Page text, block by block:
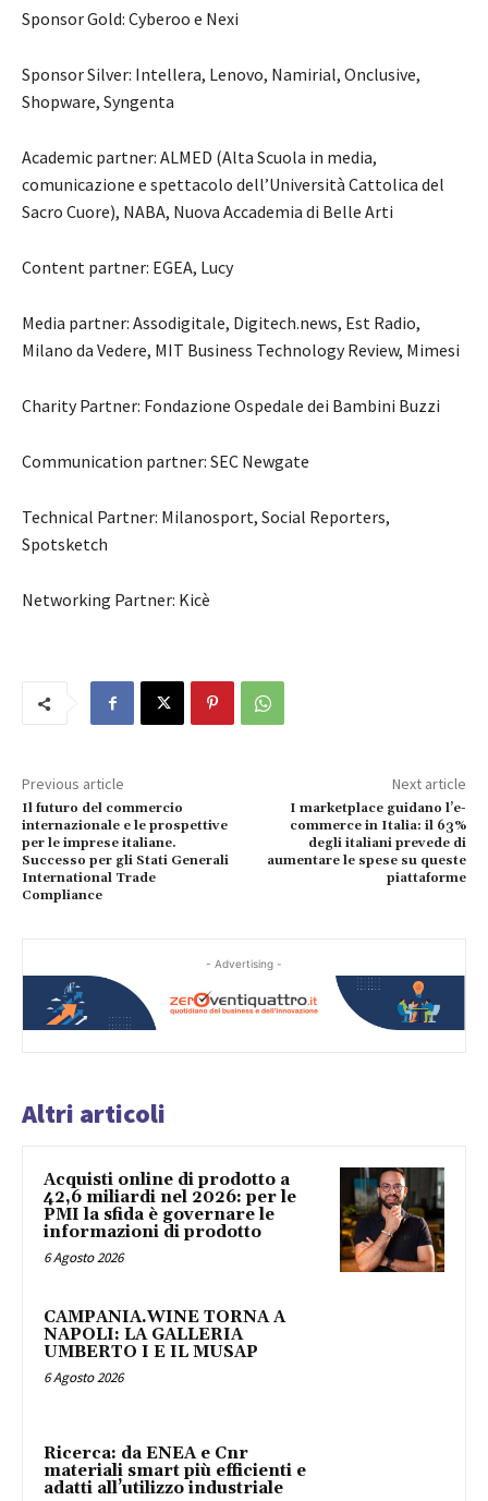
Sponsor Gold: Cyberoo e Nexi
Sponsor Silver: Intellera, Lenovo, Namirial, Onclusive,
Shopware, Syngenta
Academic partner: ALMED (Alta Scuola in media,
comunicazione e spettacolo dell’Università Cattolica del
Sacro Cuore), NABA, Nuova Accademia di Belle Arti
Content partner: EGEA, Lucy
Media partner: Assodigitale, Digitech.news, Est Radio,
Milano da Vedere, MIT Business Technology Review, Mimesi
Charity Partner: Fondazione Ospedale dei Bambini Buzzi
Communication partner: SEC Newgate
Technical Partner: Milanosport, Social Reporters,
Spotsketch
Networking Partner: Kicè
Previous article
Il futuro del commercio
internazionale e le prospettive
per le imprese italiane.
Successo per gli Stati Generali
International Trade
Compliance
Next article
I marketplace guidano l’e-
commerce in Italia: il 63%
degli italiani prevede di
aumentare le spese su queste
piattaforme
- Advertising -
Altri articoli
Acquisti online di prodotto a
42,6 miliardi nel 2026: per le
PMI la sfida è governare le
informazioni di prodotto
6 Agosto 2026
CAMPANIA.WINE TORNA A
NAPOLI: LA GALLERIA
UMBERTO I E IL MUSAP
6 Agosto 2026
Ricerca: da ENEA e Cnr
materiali smart più efficienti e
adatti all’utilizzo industriale